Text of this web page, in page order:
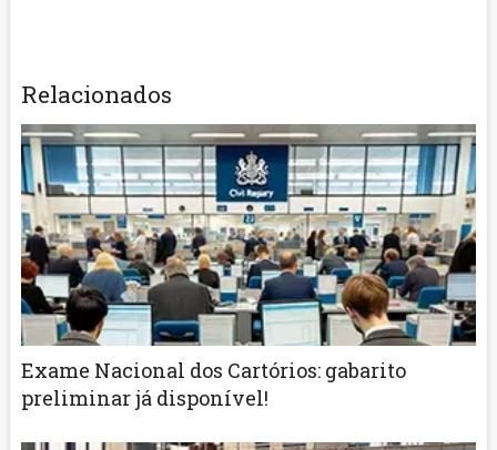
Relacionados
Exame Nacional dos Cartórios: gabarito
preliminar já disponível!